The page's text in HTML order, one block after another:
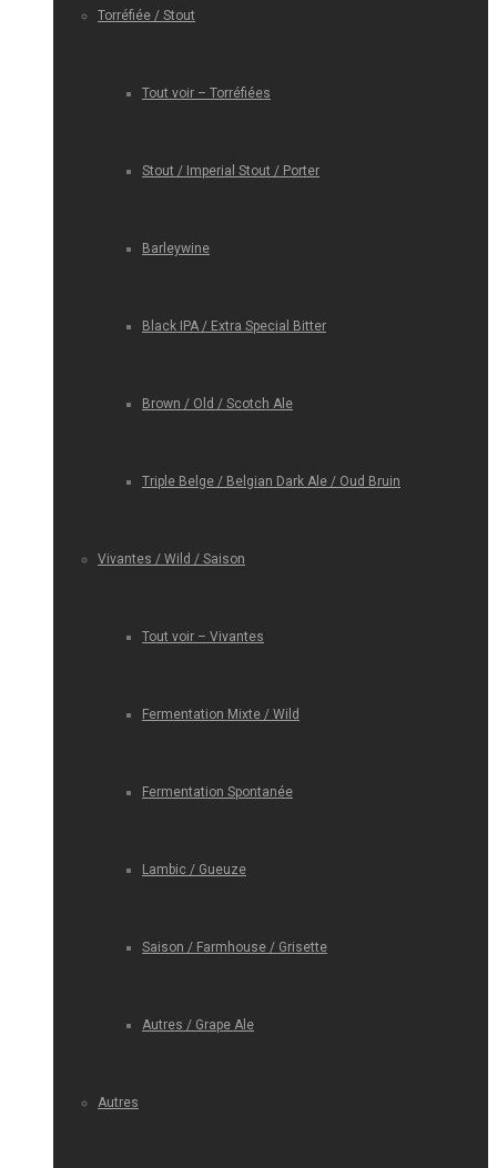
Torréfiée / Stout
Tout voir – Torréfiées
Stout / Imperial Stout / Porter
Barleywine
Black IPA / Extra Special Bitter
Brown / Old / Scotch Ale
Triple Belge / Belgian Dark Ale / Oud Bruin
Vivantes / Wild / Saison
Tout voir – Vivantes
Fermentation Mixte / Wild
Fermentation Spontanée
Lambic / Gueuze
Saison / Farmhouse / Grisette
Autres / Grape Ale
Autres